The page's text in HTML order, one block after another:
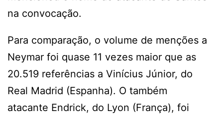
na convocação.
Para comparação, o volume de menções a
Neymar foi quase 11 vezes maior que as
20.519 referências a Vinícius Júnior, do
Real Madrid (Espanha). O também
atacante Endrick, do Lyon (França), foi